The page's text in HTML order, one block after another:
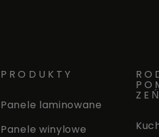
PRODUKTY
Panele laminowane
Panele winylowe
ZEŃ